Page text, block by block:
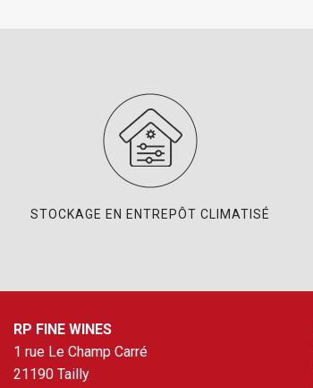
STOCKAGE EN ENTREPÔT CLIMATISÉ
RP FINE WINES
1 rue Le Champ Carré
21190 Tailly